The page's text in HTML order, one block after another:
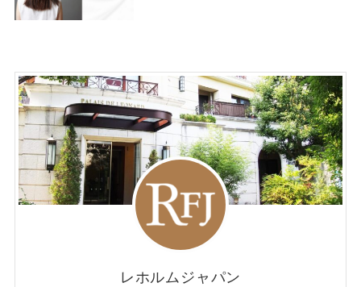
レホルムジャパン